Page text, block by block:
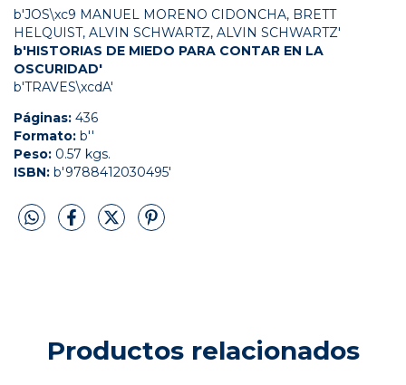
b'JOS\xc9 MANUEL MORENO CIDONCHA, BRETT
HELQUIST, ALVIN SCHWARTZ, ALVIN SCHWARTZ'
b'HISTORIAS DE MIEDO PARA CONTAR EN LA
OSCURIDAD'
b'TRAVES\xcdA'
Páginas: 436
Formato: b''
Peso: 0.57 kgs.
ISBN: b'9788412030495'
Productos relacionados